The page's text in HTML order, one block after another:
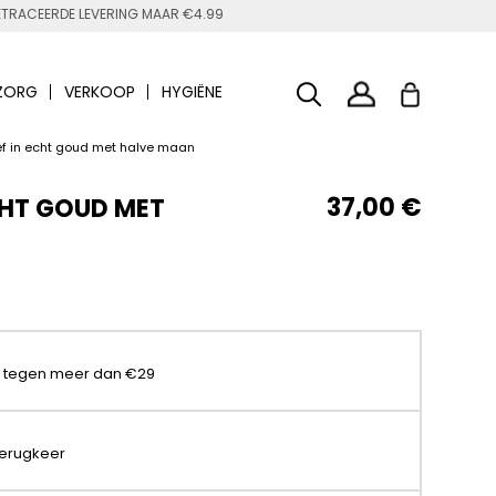
LEVERING MAAR €4.99
VERKOOP HYGIËNE
in echt goud met halve maan
GOUD MET 37,00 €
meer dan €29